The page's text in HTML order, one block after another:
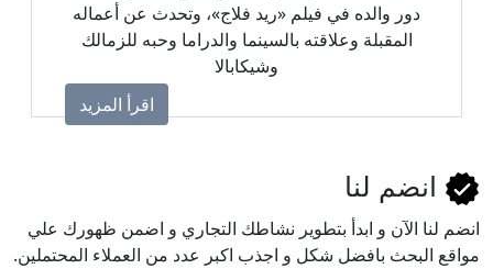
دور والده في فيلم «ريد فلاج»، وتحدث عن أعماله
المقبلة وعلاقته بالسينما والدراما وحبه للزمالك
وشيكابالا
اقرأ المزيد
انضم لنا
انضم لنا اﻵن و ابدأ بتطوير نشاطك التجاري و اضمن ظهورك علي
مواقع البحث بافضل شكل و اجذب اكبر عدد من العملاء المحتملين.